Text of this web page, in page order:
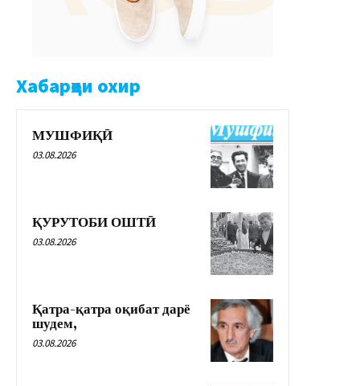
Хабарҳои охир
МУШФИҚӢ
03.08.2026
ҚУРУТОБИ ОШТӢ
03.08.2026
Қатра-қатра оқибат дарё
шудем,
03.08.2026